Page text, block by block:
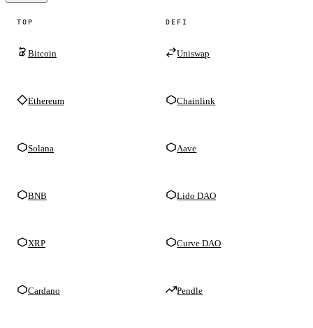
TOP
Bitcoin
Ethereum
Solana
BNB
XRP
Cardano
DEFI
Uniswap
Chainlink
Aave
Lido DAO
Curve DAO
Pendle